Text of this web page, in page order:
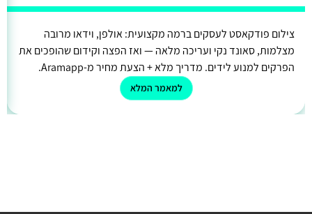
צילום פודקאסט לעסקים ברמה מקצועית: אולפן, וידאו מרובה
מצלמות, סאונד נקי ועריכה מלאה — ואז הפצה וקידום שהופכים את
הפרקים למנוע לידים. מדריך מלא + הצעת מחיר מ-Aramapp.
למאמר המלא